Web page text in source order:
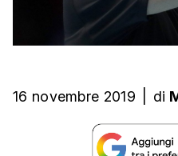
16 novembre 2019 di